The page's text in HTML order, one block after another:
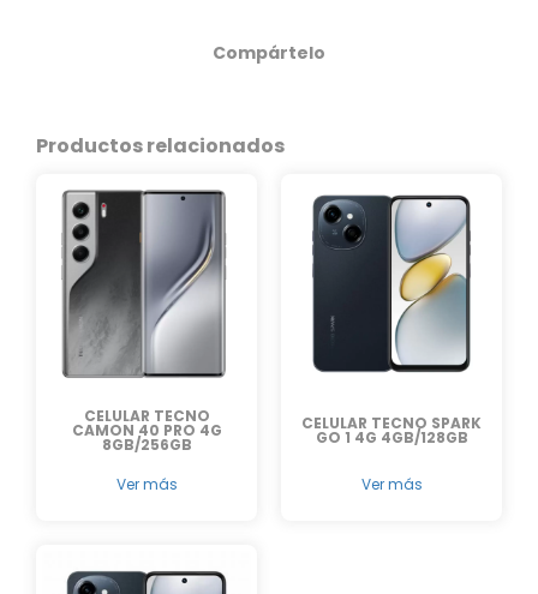
Compártelo
Productos relacionados
CELULAR TECNO
CAMON 40 PRO 4G
8GB/256GB
Ver más
CELULAR TECNO SPARK
GO 1 4G 4GB/128GB
Ver más